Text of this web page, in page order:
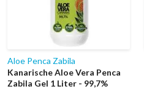
Aloe Penca Zabila
Kanarische Aloe Vera Penca
Zabila Gel 1 Liter - 99,7%